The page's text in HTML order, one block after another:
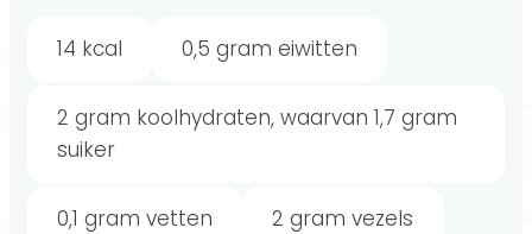
14 kcal 0,5 gram eiwitten
2 gram koolhydraten, waarvan 1,7 gram
suiker
0,1 gram vetten 2 gram vezels